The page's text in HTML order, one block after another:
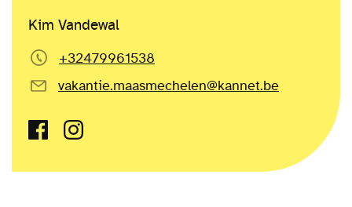
Kim Vandewal
+32479961538
vakantie.maasmechelen@kannet.be